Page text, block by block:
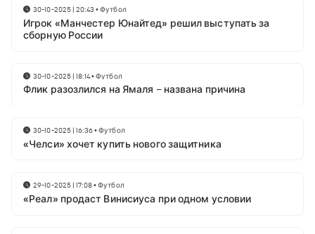
30-10-2025 | 20:43 •Футбол
Игрок «Манчестер Юнайтед» решил выступать за
сборную России
30-10-2025 | 18:14•Футбол
Флик разозлился на Ямаля – названа причина
30-10-2025 | 16:36•Футбол
«Челси» хочет купить нового защитника
29-10-2025 | 17:08•Футбол
«Реал» продаст Винисиуса при одном условии